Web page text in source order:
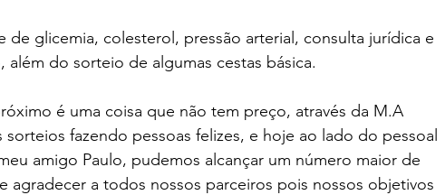
de glicemia, colesterol, pressão arterial, consulta jurídica e
do sorteio de algumas cestas básica.
é uma coisa que não tem preço, através da M.A
sorteios fazendo pessoas felizes, e hoje ao lado do pessoal
amigo Paulo, pudemos alcançar um número maior de
agradecer a todos nossos parceiros pois nossos objetivos